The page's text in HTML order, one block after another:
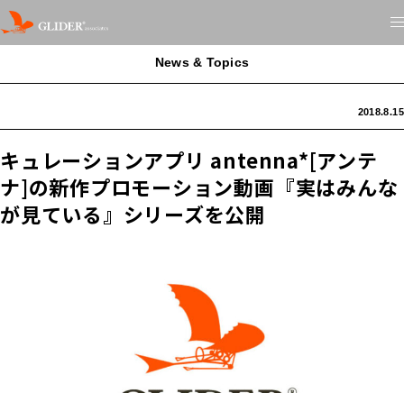
News & Topics
2018.8.15
キュレーションアプリ antenna*[アンテ
ナ]の新作プロモーション動画『実はみんな
が見ている』シリーズを公開